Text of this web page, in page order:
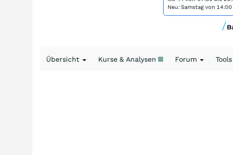
Neu: Samstag von
Übersicht Kurse & Analysen Forum